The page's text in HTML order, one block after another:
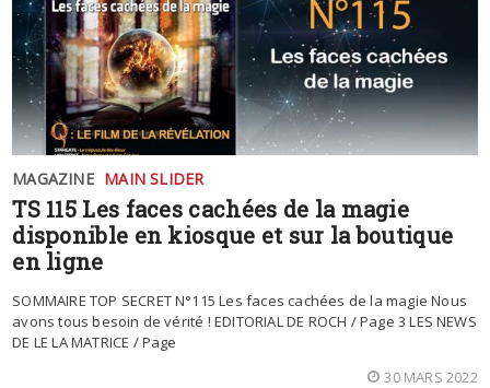
MAGAZINE MAIN SLIDER
TS 115 Les faces cachées de la magie
disponible en kiosque et sur la boutique
en ligne
SOMMAIRE TOP SECRET N°115 Les faces cachées de la magie Nous
avons tous besoin de vérité ! EDITORIAL DE ROCH / Page 3 LES NEWS
DE LE LA MATRICE / Page
30 MARS 2022